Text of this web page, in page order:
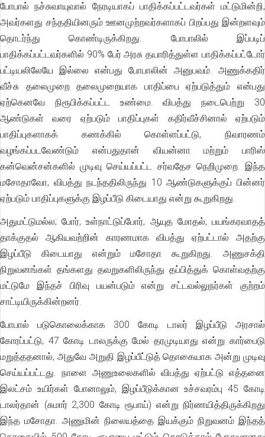
போபால் நச்சுவாயுவால் நேரடியாகப் பாதிக்கப்பட்டவர்கள் மட்டுமின்றி,
அவர்களது சந்ததியினரும் ஊனமுற்றவர்களாகப் பிறப்பது இன்றளவும்
தொடர்ந்து கொண்டிருக்கிறது. போபாலில் இப்படிப்
பாதிக்கப்பட்டவர்களில் 90% பேர் அரசு தயாரித்துள்ள பாதிக்கப்பட்டோர்
பட்டியலிலேயே இல்லை என்பது போபாலின் அனுபவம். அணுக்கதிர்
வீச்சு தலைமுறை தலைமுறையாக பாதிப்பை ஏற்படுத்தும் என்பது
ஏற்கெனவே நிரூபிக்கப்பட்ட உண்மை. விபத்து நடைபெற்று 30
ஆண்டுகள் வரை ஏற்படும் பாதிப்புகள் கதிர்வீச்சினால் ஏற்படும்
பாதிப்புகளாகக் கணக்கில் கொள்ளப்பட்டு, நிவாரணம்
வழங்கப்படவேண்டும் என்பதுதான் வியன்னா மற்றும் பாரிஸ்
கன்வென்சன்களில் முடிவு செய்யப்பட்ட சர்வதேச நெறிமுறை. இந்த
மசோதாவோ, விபத்து நடந்ததிலிருந்து 10 ஆண்டுகளுக்குப் பின்னர்
ஏற்படும் பாதிப்புகளுக்கு இழப்பீடு கிடையாது என்று கூறுகிறது.
அதுமட்டுமல்ல; போர், உள்நாட்டுப்போர், ஆயுத மோதல், பயங்கரவாதத்
தாக்குதல் ஆகியவற்றின் காரணமாக விபத்து ஏற்பட்டால் அதற்கு
இழப்பீடு கிடையாது என்றும் மசோதா கூறுகிறது. அணுசக்தி
நிறுவனங்கள் தங்களது தவறுகளிலிருந்து தப்பித்துக் கொள்வதற்கு
மட்டுமே இந்தச் பிரிவு பயன்படும் என்று சட்டவல்லுநர்கள் குற்றம்
சாட்டியிருக்கின்றனர்.
போபால் படுகொலைக்காக 300 கோடி டாலர் இழப்பீடு அரசால்
கோரப்பட்டு, 47 கோடி டாலருக்கு மேல் தரமுடியாது என்று கார்பைடு
மறுத்ததனால், அதுவே அறுதி இழப்பீட்டுத் தொகையாக அன்று முடிவு
செய்யப்பட்டது. நாளை அணுஉலைகளில் விபத்து ஏற்பட்டு எத்தனை
இலட்சம் உயிர்கள் போனாலும், இழப்பீடுக்கான உச்சவரம்பு 45 கோடி
டாலர்தான் (சுமார் 2,300 கோடி ரூபாய்) என்று நிர்ணயித்திருக்கிறது
இந்த மசோதா. அணுமின் நிலையத்தை இயக்கும் நிறுவனம் இந்தத்